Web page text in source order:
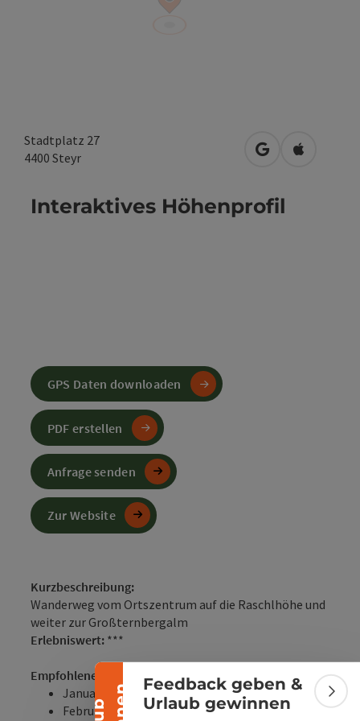
Banner einklappen
Feedback geben &
Urlaub gewinnen
Stadtplatz 27
4400 Steyr in Google Maps
in Apple
Kurzbeschreibung:
Wanderweg vom Ortszentrum auf die Raschlhöhe und
weiter zur Großternbergalm
Erlebniswert: ***
Empfohlene Jahreszeiten:
Januar
Februar
Interaktives Höhenprofil
GPS Daten downloaden
PDF erstellen
Anfrage senden
Zur Website